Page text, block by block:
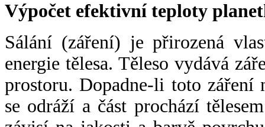
Výpočet efektivní teploty
Sálání (záření) je přirozená
energie tělesa. Těleso vydává
prostoru. Dopadne-li toto záření
se odráží a část prochází